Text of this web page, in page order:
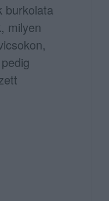
burkolata
milyen